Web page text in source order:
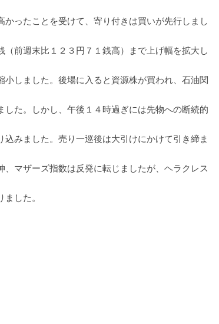
ったことを受けて、寄り付きは買いが先行しまし
前週末比１２３円７１銭高）まで上げ幅を拡大し
しました。後場に入ると資源株が買われ、石油関
た。しかし、午後１４時過ぎには先物への断続的
みました。売り一巡後は大引けにかけて引き締ま
マザーズ指数は反発に転じましたが、ヘラクレス
した。